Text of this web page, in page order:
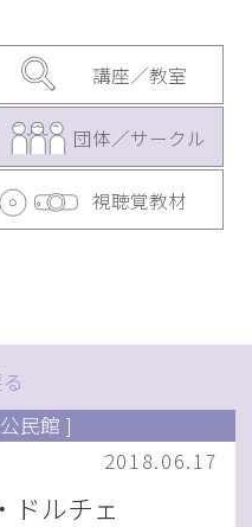
講座／教室
団体／サークル
視聴覚教材
民館 ]
2018.06.17
ドルチェ